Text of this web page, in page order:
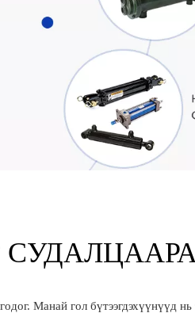
Манай гол бүтээгдэхүүнүүд